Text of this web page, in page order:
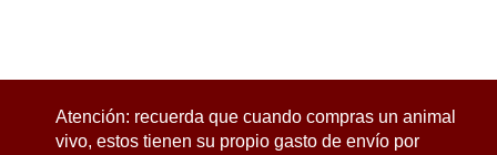
Atención: recuerda que cuando compras un animal
vivo, estos tienen su propio gasto de envío por